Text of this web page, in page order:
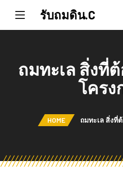
รับถมดิน.C
ถมทะเล สิ่งที่
โครง
HOME ถมทะเล สิ่งที่